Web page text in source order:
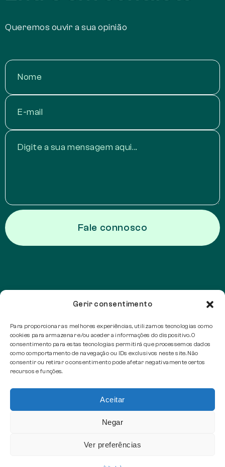
Gerir consentimento
Para proporcionar as melhores experiências, utilizamos tecnologias como
cookies para armazenar e/ou aceder a informações do dispositivo. O
consentimento para estas tecnologias permitirá que processemos dados
como comportamento de navegação ou IDs exclusivos neste site. Não
consentir ou retirar o consentimento pode afetar negativamente certos
recursos e funções.
Aceitar
Negar
Ver preferências
Queremos ouvir a sua opinião
Copyright © 2026 Smart energy lab | Todos os direitos